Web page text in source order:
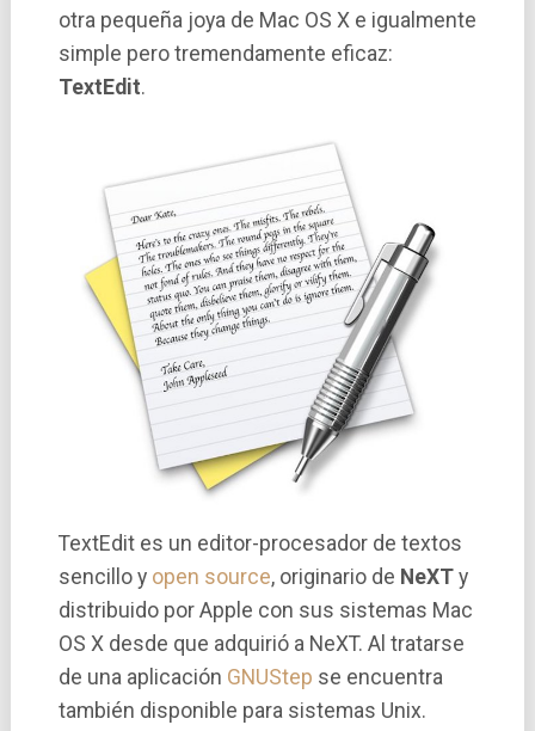
otra pequeña joya de Mac OS X e igualmente
simple pero tremendamente eficaz:
TextEdit.
TextEdit es un editor-procesador de textos
sencillo y open source, originario de NeXTy
distribuido por Apple con sus sistemas Mac
OS X desde que adquirió a NeXT. Al tratarse
de una aplicación GNUStep se encuentra
también disponible para sistemas Unix.